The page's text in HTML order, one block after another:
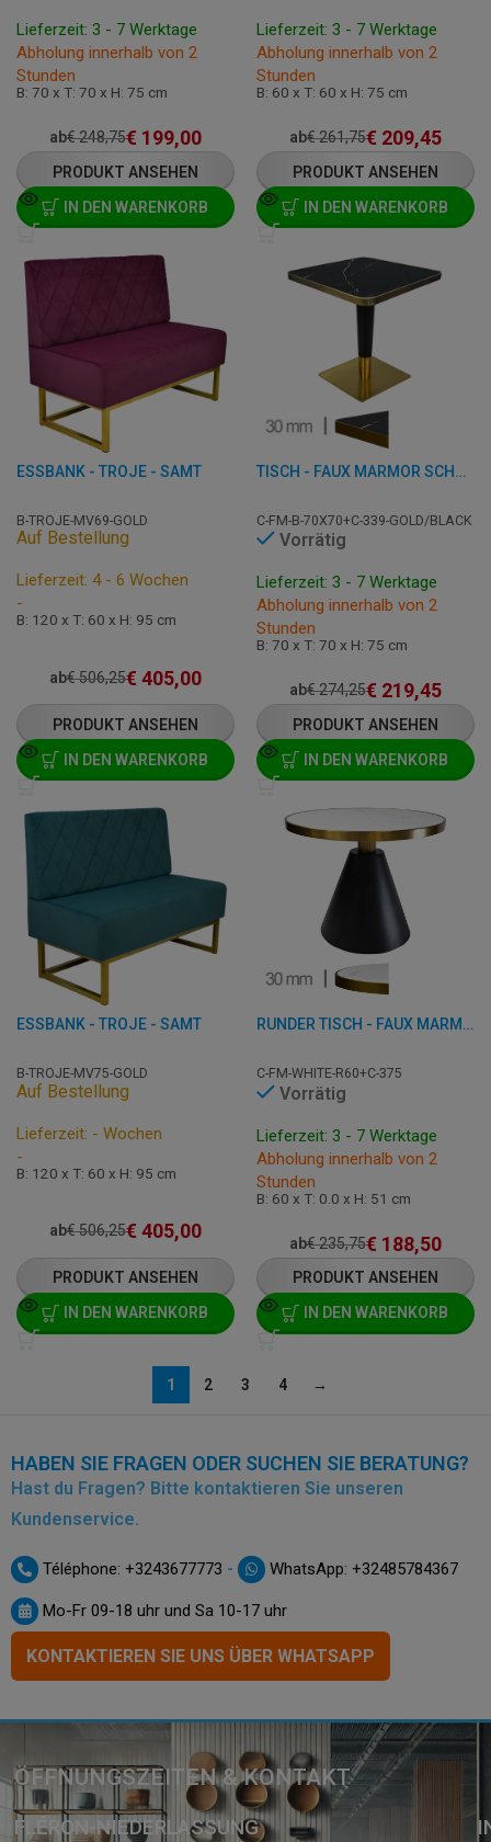
Lieferzeit: 3 - 7 Werktage
Abholung innerhalb von 2
Stunden
B: 70 x T: 70 x H: 75 cm
ab€248,75€ 199,00
PRODUKT ANSEHEN
IN DEN WARENKORB
Lieferzeit: 3 - 7 Werktage
Abholung innerhalb von 2
Stunden
B: 60 x T: 60 x H: 75 cm
ab€261,75€ 209,45
PRODUKT ANSEHEN
IN DEN WARENKORB
ESSBANK - TROJE - SAMT
B-TROJE-MV69-GOLD
Auf Bestellung
Lieferzeit: 4 - 6 Wochen
-
B: 120 x T: 60 x H: 95 cm
ab€506,25€ 405,00
PRODUKT ANSEHEN
IN DEN WARENKORB
TISCH - FAUX MARMOR SCHWARZ - 70X70 CM
C-FM-B-70X70+C-339-GOLD/BLACK
Vorrätig
Lieferzeit: 3 - 7 Werktage
Abholung innerhalb von 2
Stunden
B: 70 x T: 70 x H: 75 cm
ab€274,25€ 219,45
PRODUKT ANSEHEN
IN DEN WARENKORB
ESSBANK - TROJE - SAMT
B-TROJE-MV75-GOLD
Auf Bestellung
Lieferzeit: - Wochen
-
B: 120 x T: 60 x H: 95 cm
ab€506,25€ 405,00
PRODUKT ANSEHEN
IN DEN WARENKORB
RUNDER TISCH - FAUX MARMOR WEISS - 60 CM
C-FM-WHITE-R60+C-375
Vorrätig
Lieferzeit: 3 - 7 Werktage
Abholung innerhalb von 2
Stunden
B: 60 x T: 0.0 x H: 51 cm
ab€235,75€ 188,50
PRODUKT ANSEHEN
IN DEN WARENKORB
1 2 3 4 →
HABEN SIE FRAGEN ODER SUCHEN SIE BERATUNG?
Hast du Fragen? Bitte kontaktieren Sie unseren
Kundenservice.
Téléphone: +3243677773 - WhatsApp: +32485784367
Mo-Fr 09-18 uhr und Sa 10-17 uhr
KONTAKTIEREN SIE UNS ÜBER WHATSAPP
ÖFFNUNGSZEITEN & KONTAKT
FLÉRON-NIEDERLASSUNG